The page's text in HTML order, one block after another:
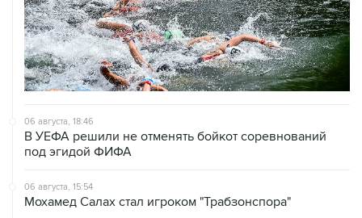
06 августа, 18:46
В УЕФА решили не отменять бойкот соревнований
под эгидой ФИФА
06 августа, 15:54
Мохамед Салах стал игроком "Трабзонспора"